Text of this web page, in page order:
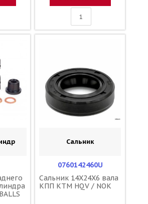
Сальник
0760142460U
Сальник 14X24X6 вала
КПП KTM HQV / NOK